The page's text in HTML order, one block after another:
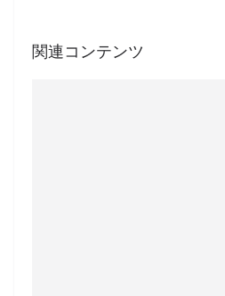
関連コンテンツ